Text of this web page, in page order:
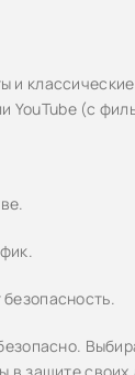
и
YouTube (с